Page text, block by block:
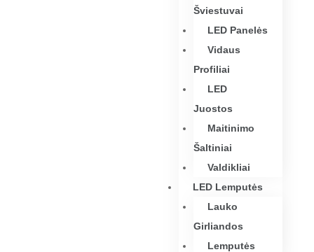
Šviestuvai
LED Panelės
Vidaus
Profiliai
LED
Juostos
Maitinimo
Šaltiniai
Valdikliai
LED Lemputės
Lauko
Girliandos
Lemputės